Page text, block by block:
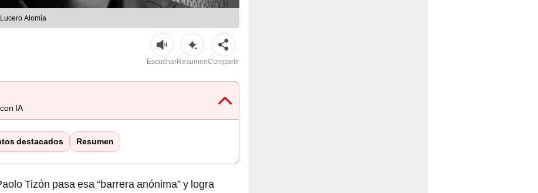
Alomía
EscucharResumenCompartir
IA
destacados Resumen
Tizón pasa esa “barrera anónima” y logra